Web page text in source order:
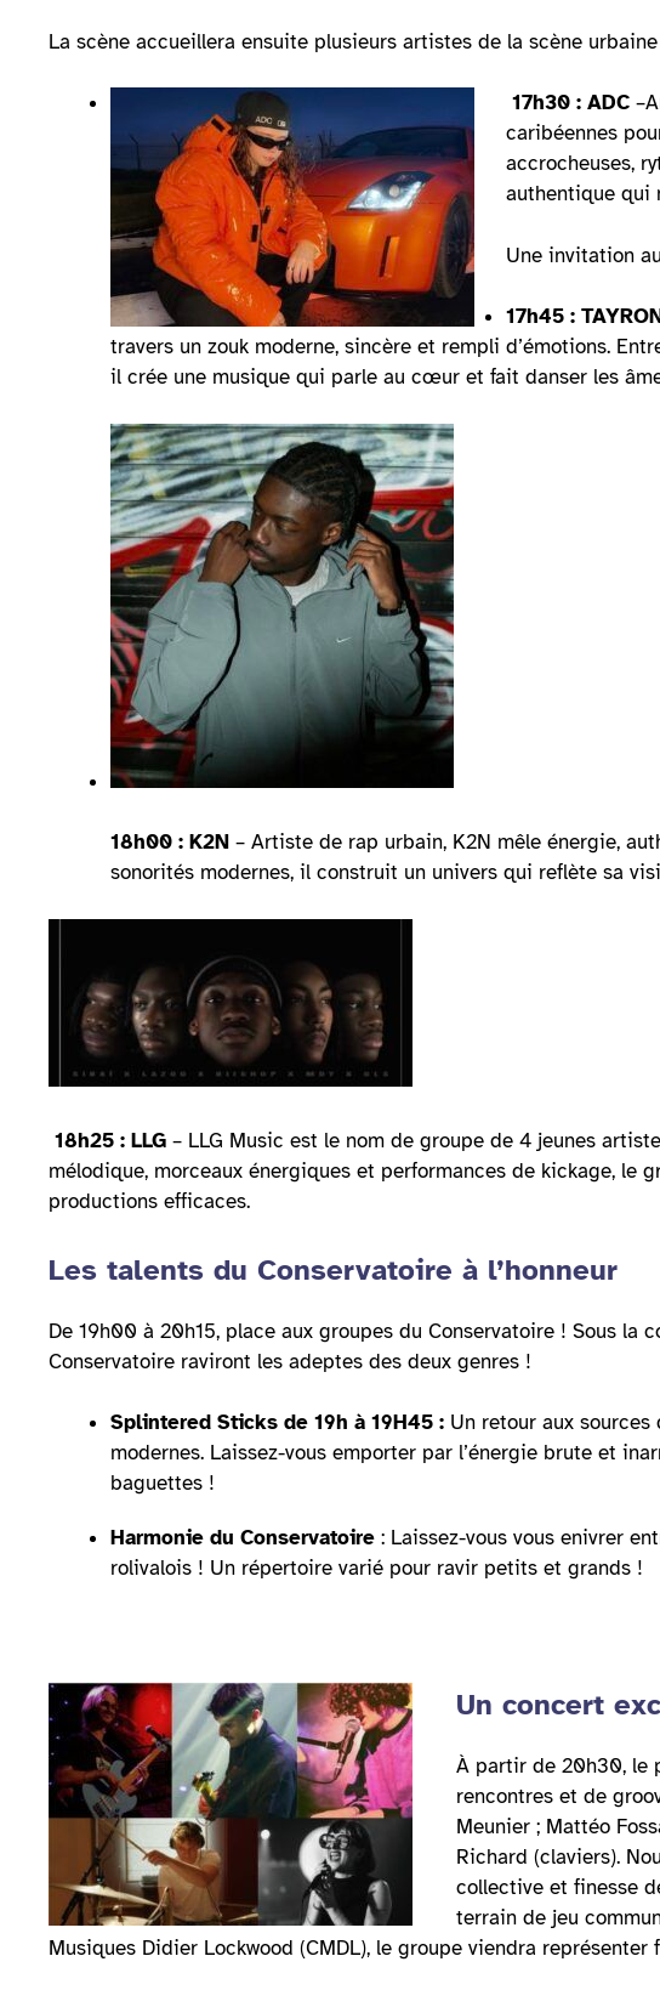
La scène accueillera ensuite plusieurs artistes de la scène
17h30 : ADC–
caribéennes
accrocheuses,
authentique qui
Une invitation
17h45 :
travers un zouk moderne, sincère et rempli d’émotions.
il crée une musique qui parle au cœur et fait danser les
18h00 : K2N – Artiste de rap urbain, K2N mêle énergie,
sonorités modernes, il construit un univers qui reflète sa
18h25 : LLG – LLG Music est le nom de groupe de 4 jeunes
mélodique, morceaux énergiques et performances de kickage,
productions efficaces.
Les talents du Conservatoire à l’honneur
De 19h00 à 20h15, place aux groupes du Conservatoire ! Sous
Conservatoire raviront les adeptes des deux genres !
Splintered Sticks de 19h à 19H45 : Un retour aux
modernes. Laissez-vous emporter par l’énergie brute et
baguettes !
Harmonie du Conservatoire : Laissez-vous vous enivrer
rolivalois ! Un répertoire varié pour ravir petits et grands !
Un concert
À partir de 20h30, le
rencontres et de
Meunier ; Mattéo
Richard (claviers).
collective et finesse
terrain de jeu
Musiques Didier Lockwood (CMDL), le groupe viendra représenter